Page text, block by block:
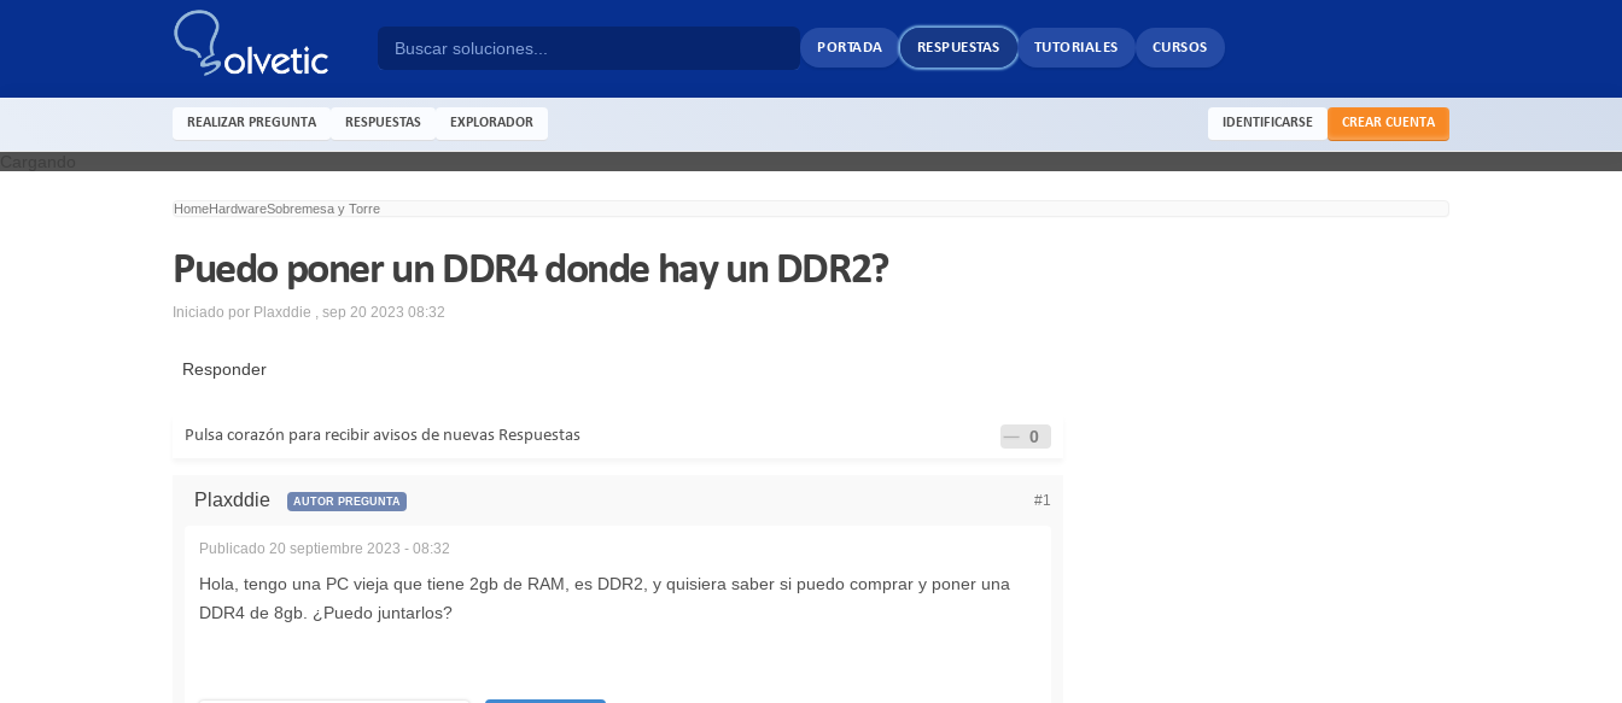
PORTADA RESPUESTAS TUTORIALES CURSOS
REALIZAR PREGUNTA RESPUESTAS EXPLORADOR IDENTIFICARSE CREAR CUENTA
HomeHardwareSobremesa y Torre
Puedo poner un DDR4 donde hay un DDR2?
Iniciado por Plaxddie , sep 20 2023 08:32
Responder
Pulsa corazón para recibir avisos de nuevas Respuestas 0
Plaxddie AUTOR PREGUNTA #1
Publicado 20 septiembre 2023 - 08:32
Hola, tengo una PC vieja que tiene 2gb de RAM, es DDR2, y quisiera saber si puedo comprar y poner una
DDR4 de 8gb. ¿Puedo juntarlos?